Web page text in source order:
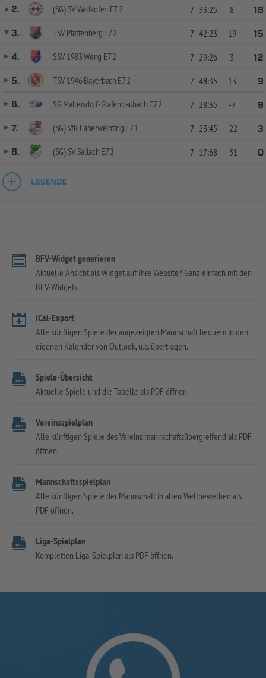
2.
(SG) SV Wallkofen E7 2 7 33:25 8
18
3.
TSV Pfaffenberg E7 2 7 42:23 19
15
4.
SSV 1983 Weng E7 2 7 29:26 3
12
5.
TSV 1946 Bayerbach E7 2 7 48:35 13
9
6.
SG Mallersdorf-Grafentraubach E7 2 7 28:35 -7
9
7.
(SG) VfR Laberweinting E7 1 7 23:45 -22
3
8.
(SG) SV Sallach E7 2 7 17:68 -51 0
LEGENDE
BFV-Widget generieren
Aktuelle Ansicht als Widget auf Ihre Website? Ganz einfach mit den
BFV-Widgets.
iCal-Export
Alle künftigen Spiele der angezeigten Mannschaft bequem in den
eigenen Kalender von Outlook, u.a. übertragen.
Spiele-Übersicht
Aktuelle Spiele und die Tabelle als PDF öffnen.
Vereinsspielplan
Alle künftigen Spiele des Vereins mannschaftsübergreifend als PDF
öffnen.
Mannschaftsspielplan
Alle künftigen Spiele der Mannschaft in allen Wettbewerben als
PDF öffnen.
Liga-Spielplan
Kompletten Liga-Spielplan als PDF öffnen.